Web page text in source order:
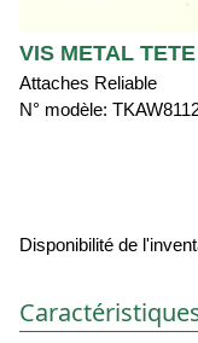
VIS METAL
Attaches Reliable
N° modèle:
Disponibilité de